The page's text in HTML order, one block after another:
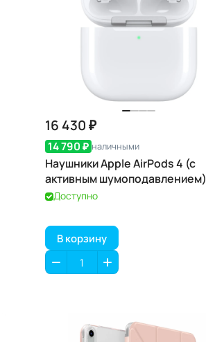
16 430 ₽
14 790 ₽ наличными
Наушники Apple AirPods 4 (с
активным шумоподавлением)
Доступно
В корзину